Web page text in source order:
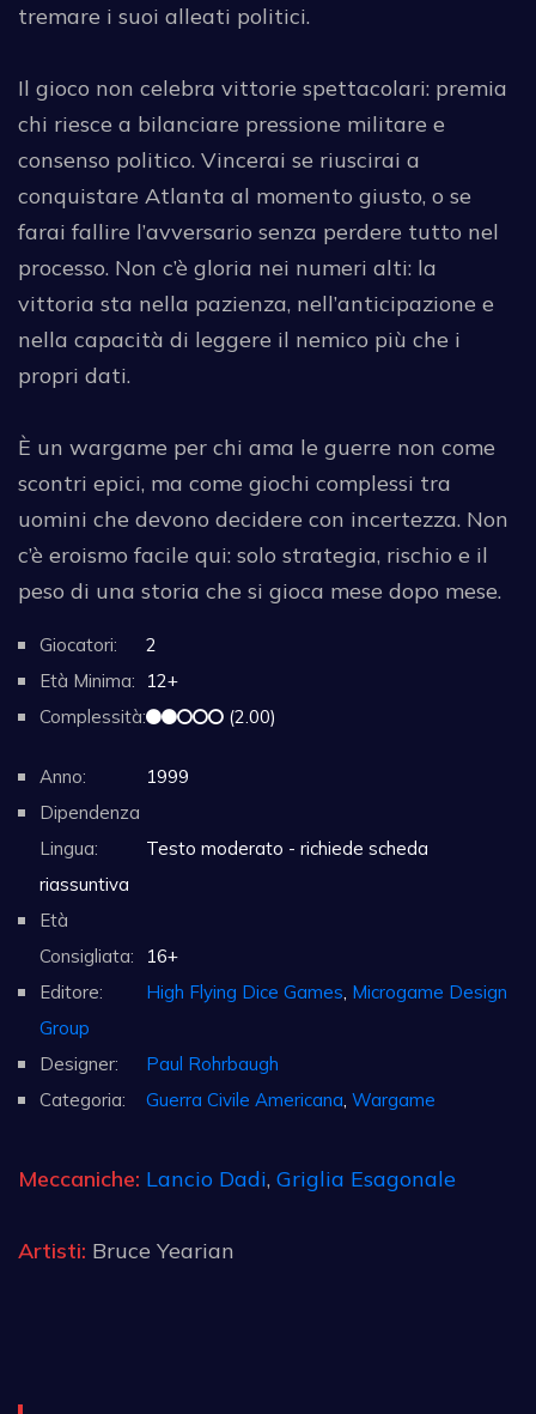
tremare i suoi alleati politici.
Il gioco non celebra vittorie spettacolari: premia
chi riesce a bilanciare pressione militare e
consenso politico. Vincerai se riuscirai a
conquistare Atlanta al momento giusto, o se
farai fallire l’avversario senza perdere tutto nel
processo. Non c’è gloria nei numeri alti: la
vittoria sta nella pazienza, nell’anticipazione e
nella capacità di leggere il nemico più che i
propri dati.
È un wargame per chi ama le guerre non come
scontri epici, ma come giochi complessi tra
uomini che devono decidere con incertezza. Non
c’è eroismo facile qui: solo strategia, rischio e il
peso di una storia che si gioca mese dopo mese.
Giocatori:
2
Età Minima:
12+
Complessità:
(2.00)
Anno:
1999
Dipendenza
Lingua:
Testo moderato - richiede scheda
riassuntiva
Età
Consigliata:
16+
Editore:
High Flying Dice Games Microgame Design
Group
Designer:
Paul Rohrbaugh
Categoria:
Guerra Civile Americana Wargame
Meccaniche: Lancio Dadi, Griglia Esagonale
Artisti: Bruce Yearian